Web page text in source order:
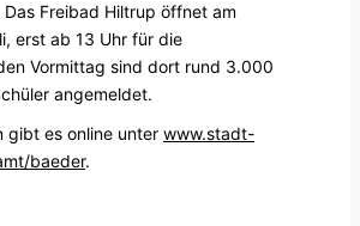
Freibad Hiltrup öffnet am
erst ab 13 Uhr für die
Vormittag sind dort rund 3.000
angemeldet.
gibt es online unter www.stadt-
baeder.